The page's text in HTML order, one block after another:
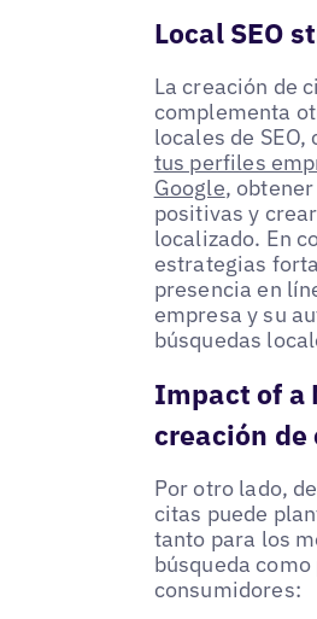
Local SEO
La creación de
complementa
locales de SEO,
tus perfiles
Google,
positivas y
localizado. En
estrategias
presencia en
empresa y su
búsquedas
Impact of a
creación de
Por otro lado,
citas puede
tanto para los
búsqueda como
consumidores: